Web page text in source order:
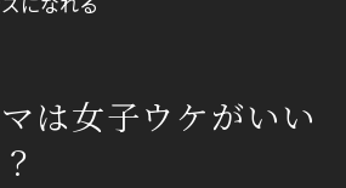
は女子ウケがいい